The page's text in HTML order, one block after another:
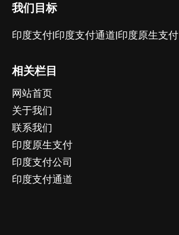
我们目标
印度支付|印度支付通道|印度原生支付
相关栏目
网站首页
关于我们
联系我们
印度原生支付
印度支付公司
印度支付通道